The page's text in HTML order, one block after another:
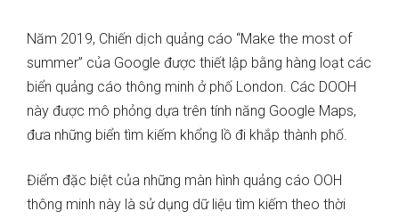
Năm 2019, Chiến dịch quảng cáo “Make the most of
summer” của Google được thiết lập bằng hàng loạt các
biển quảng cáo thông minh ở phố London. Các DOOH
này được mô phỏng dựa trên tính năng Google Maps,
đưa những biển tìm kiếm khổng lồ đi khắp thành phố.
Điểm đặc biệt của những màn hình quảng cáo OOH
thông minh này là sử dụng dữ liệu tìm kiếm theo thời